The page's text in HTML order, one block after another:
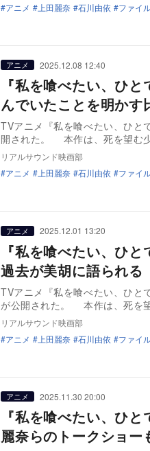
アニメ
上田麗奈 石川由依 ファイ
アニメ 2025.12.08 12:40
『私を喰べたい、ひ
んでいたことを明かす
TVアニメ『私を喰べたい、ひと
開された。 本作は、死を望む
リアルサウンド映画部
アニメ
上田麗奈 石川由依 ファイ
アニメ 2025.12.01 13:20
『私を喰べたい、ひ
過去が美胡に語られる
TVアニメ『私を喰べたい、ひと
が公開された。 本作は、死を
リアルサウンド映画部
アニメ
上田麗奈 石川由依 ファイ
アニメ 2025.11.30 20:00
『私を喰べたい、ひ
麗奈らのトークショー